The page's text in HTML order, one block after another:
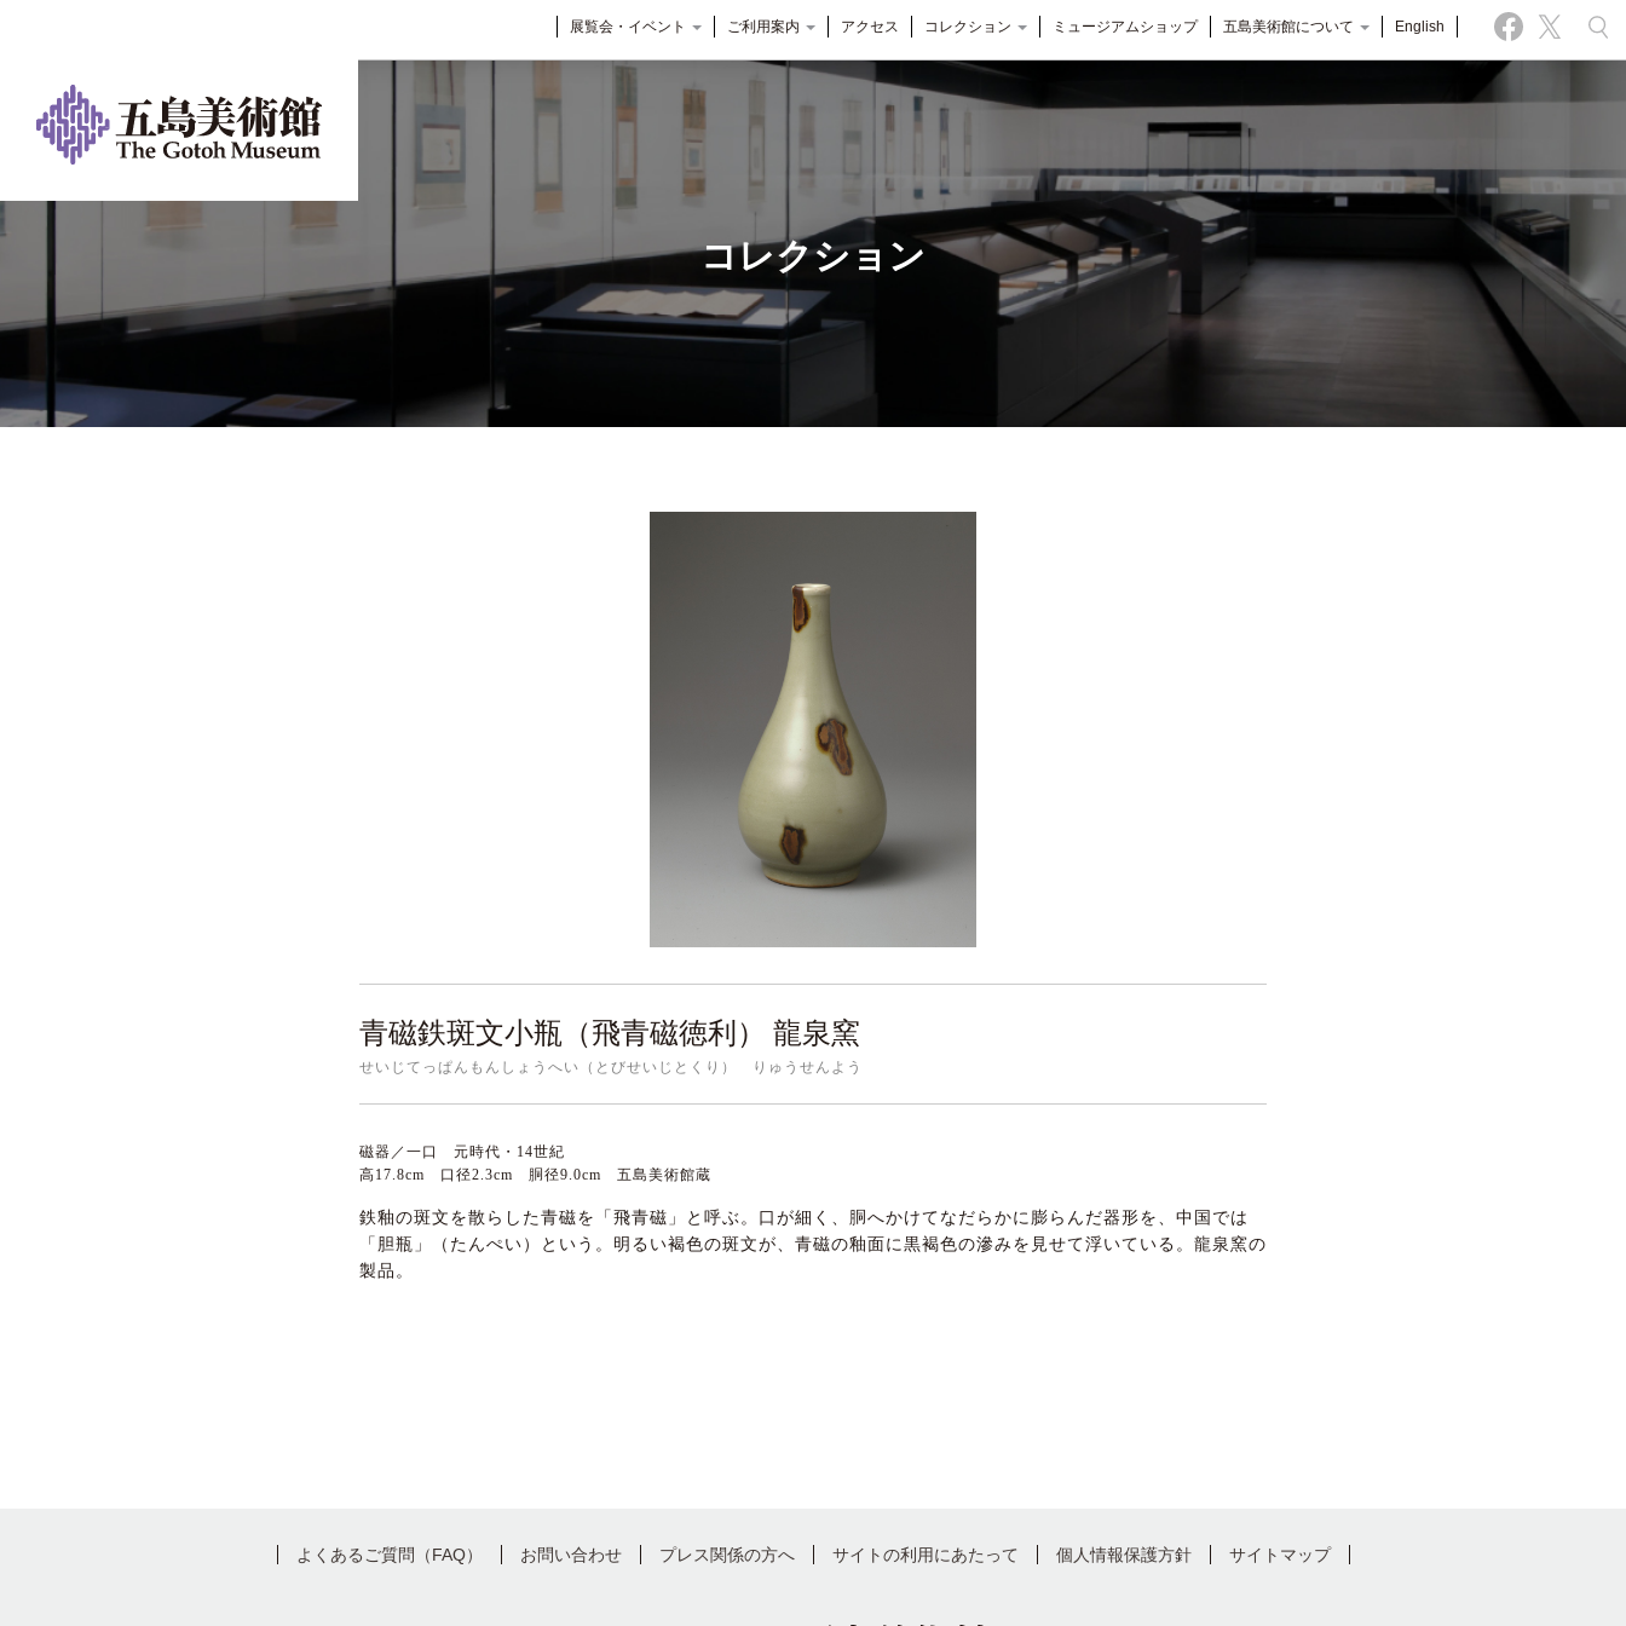
展覧会・イベント ご利用案内 アクセス コレクション ミュージアムショップ 五島美術館について English
コレクション
青磁鉄斑文小瓶（飛青磁徳利） 龍泉窯
せいじてっぱんもんしょうへい（とびせいじとくり） りゅうせんよう
磁器／一口 元時代・14世紀
高17.8cm 口径2.3cm 胴径9.0cm 五島美術館蔵
鉄釉の斑文を散らした青磁を「飛青磁」と呼ぶ。口が細く、胴へかけてなだらかに膨らんだ器形を、中国では
「胆瓶」（たんぺい）という。明るい褐色の斑文が、青磁の釉面に黒褐色の滲みを見せて浮いている。龍泉窯の
製品。
よくあるご質問（FAQ） お問い合わせ プレス関係の方へ サイトの利用にあたって 個人情報保護方針 サイトマップ